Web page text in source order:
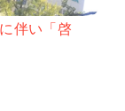
伴い「啓